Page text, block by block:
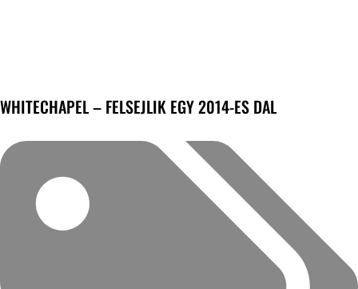
WHITECHAPEL – FELSEJLIK EGY 2014-ES DAL